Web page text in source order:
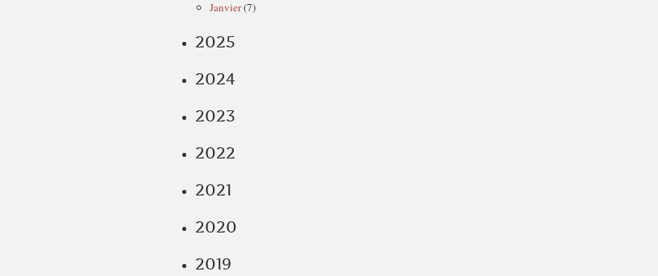
Janvier(7)
2025
2024
2023
2022
2021
2020
2019